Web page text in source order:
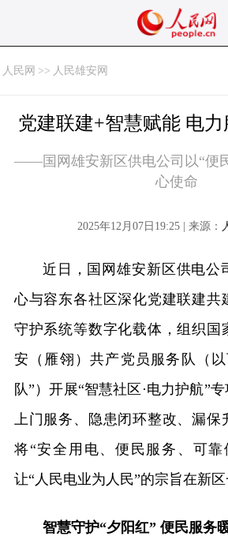
人民网 >> 人民雄安网
党建联建+智慧赋能 电力
——国网雄安新区供电公司以“便
心使命
2025年12月07日19:25 | 来源：
近日，国网雄安新区供电公
心与容东各社区深化党建联建共
守护系统等数字化载体，组织国
安（雁翎）共产党员服务队（
队”）开展“智慧社区·电力护航”
上门服务、隐患闭环整改、漏保
将“安全用电、便民服务、可靠
让“人民电业为人民”的宗旨在新区
智慧守护“夕阳红” 便民服务